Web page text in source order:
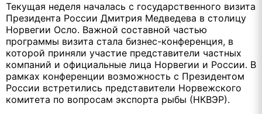
Текущая неделя началась с государственного визита
Президента России Дмитрия Медведева в столицу
Норвегии Осло. Важной составной частью
программы визита стала бизнес-конференция, в
которой приняли участие представители частных
компаний и официальные лица Норвегии и России. В
рамках конференции возможность с Президентом
России встретились представители Норвежского
комитета по вопросам экспорта рыбы (НКВЭР).